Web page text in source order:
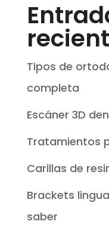
Tipos de
completa
Escáner 3D
Tratamientos
Carillas de
Brackets
saber